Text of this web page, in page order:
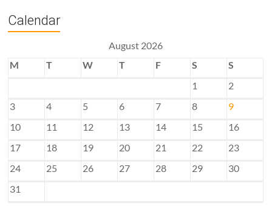
Calendar
August 2026
M
T W T F S
S
1
2
3
4 5 6 7 8
9
10
11 12 13 14 15
16
17
18 19 20 21 22
23
24
25 26 27 28 29
30
31